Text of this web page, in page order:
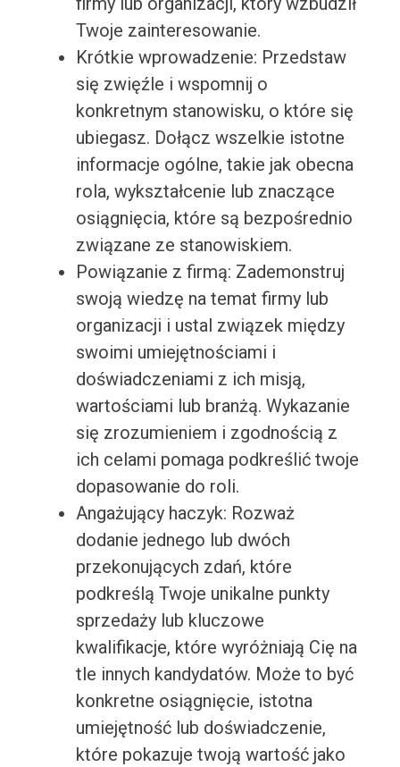
Twoje zainteresowanie.
Krótkie wprowadzenie: Przedstaw
się zwięźle i wspomnij o
konkretnym stanowisku, o które się
ubiegasz. Dołącz wszelkie istotne
informacje ogólne, takie jak obecna
rola, wykształcenie lub znaczące
osiągnięcia, które są bezpośrednio
związane ze stanowiskiem.
Powiązanie z firmą: Zademonstruj
swoją wiedzę na temat firmy lub
organizacji i ustal związek między
swoimi umiejętnościami i
doświadczeniami z ich misją,
wartościami lub branżą. Wykazanie
się zrozumieniem i zgodnością z
ich celami pomaga podkreślić twoje
dopasowanie do roli.
Angażujący haczyk: Rozważ
dodanie jednego lub dwóch
przekonujących zdań, które
podkreślą Twoje unikalne punkty
sprzedaży lub kluczowe
kwalifikacje, które wyróżniają Cię na
tle innych kandydatów. Może to być
konkretne osiągnięcie, istotna
umiejętność lub doświadczenie,
które pokazuje twoją wartość jako